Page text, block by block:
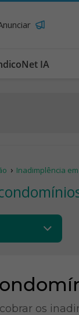
IA
Inadimplência
os